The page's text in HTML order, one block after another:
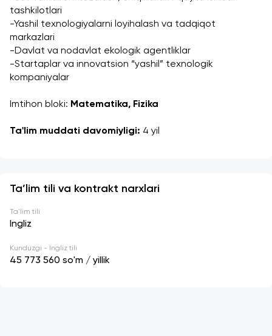
tashkilotlari
-Yashil texnologiyalarni loyihalash va tadqiqot
markazlari
-Davlat va nodavlat ekologik agentliklar
-Startaplar va innovatsion “yashil” texnologik
kompaniyalar
Imtihon bloki: Matematika, Fizika
Ta'lim muddati davomiyligi: 4 yil
Ta’lim tili va kontrakt narxlari
Ta'lim tili
Ingliz
Kunduzgi - Ingliz tili
45 773 560 so'm / yillik